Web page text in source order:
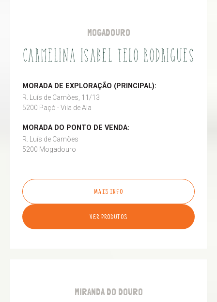
MOGADOURO
CARMELINA ISABEL TELO RODRIGUES
MORADA DE EXPLORAÇÃO (PRINCIPAL):
R. Luís de Camões, 11/13
5200 Paçó - Vila de Ala
MORADA DO PONTO DE VENDA:
R. Luís de Camões
5200 Mogadouro
MAIS INFO
VER PRODUTOS
MIRANDA DO DOURO